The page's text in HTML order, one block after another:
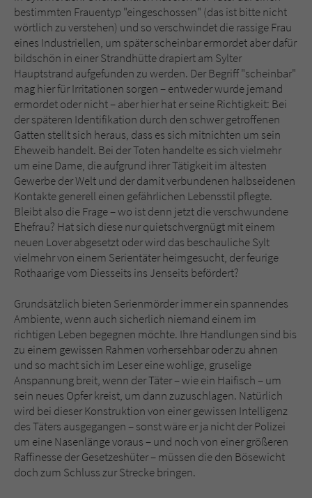
bestimmten Frauentyp "eingeschossen" (das ist bitte nicht
wörtlich zu verstehen) und so verschwindet die rassige Frau
eines Industriellen, um später scheinbar ermordet aber dafür
bildschön in einer Strandhütte drapiert am Sylter
Hauptstrand aufgefunden zu werden. Der Begriff "scheinbar"
mag hier für Irritationen sorgen – entweder wurde jemand
ermordet oder nicht – aber hier hat er seine Richtigkeit: Bei
der späteren Identifikation durch den schwer getroffenen
Gatten stellt sich heraus, dass es sich mitnichten um sein
Eheweib handelt. Bei der Toten handelte es sich vielmehr
um eine Dame, die aufgrund ihrer Tätigkeit im ältesten
Gewerbe der Welt und der damit verbundenen halbseidenen
Kontakte generell einen gefährlichen Lebensstil pflegte.
Bleibt also die Frage – wo ist denn jetzt die verschwundene
Ehefrau? Hat sich diese nur quietschvergnügt mit einem
neuen Lover abgesetzt oder wird das beschauliche Sylt
vielmehr von einem Serientäter heimgesucht, der feurige
Rothaarige vom Diesseits ins Jenseits befördert?
Grundsätzlich bieten Serienmörder immer ein spannendes
Ambiente, wenn auch sicherlich niemand einem im
richtigen Leben begegnen möchte. Ihre Handlungen sind bis
zu einem gewissen Rahmen vorhersehbar oder zu ahnen
und so macht sich im Leser eine wohlige, gruselige
Anspannung breit, wenn der Täter – wie ein Haifisch – um
sein neues Opfer kreist, um dann zuzuschlagen. Natürlich
wird bei dieser Konstruktion von einer gewissen Intelligenz
des Täters ausgegangen – sonst wäre er ja nicht der Polizei
um eine Nasenlänge voraus – und noch von einer größeren
Raffinesse der Gesetzeshüter – müssen die den Bösewicht
doch zum Schluss zur Strecke bringen.
Sicherheitscode des Kontaktformulars zu
überprüfen.